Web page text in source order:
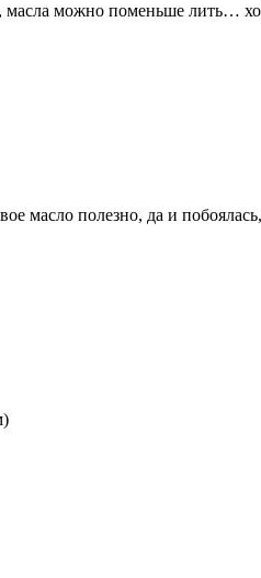
масла можно поменьше лить…
масло полезно, да и